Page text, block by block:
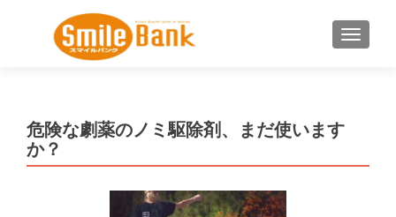
ナビゲ
危険な劇薬のノミ駆除剤、まだ使います
か？